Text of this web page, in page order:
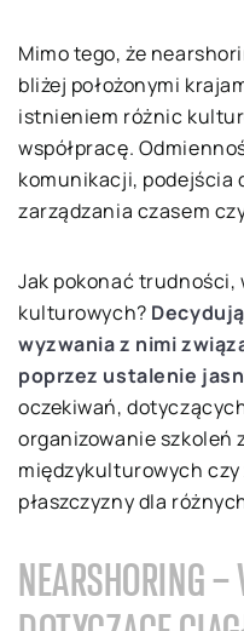
Mimo tego, że
bliżej położonymi
istnieniem różnic
współpracę.
komunikacji, podejścia
zarządzania czasem
Jak pokonać
kulturowych?
wyzwania z nimi
poprzez ustalenie
oczekiwań,
organizowanie szkoleń
międzykulturowych
płaszczyzny dla
NEARSHORING